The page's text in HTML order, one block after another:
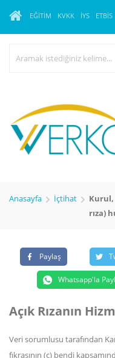
EĞITIM KVKK İYS ETBİS
Anasayfa İçtihat
Kurul,
rıza)
Paylaş
Whatsapp'la
Açık Rızanın
Veri sorumlusu tarafından
fıkrasının (c) bendi